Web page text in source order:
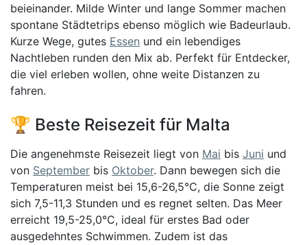
beieinander. Milde Winter und lange Sommer machen
spontane Städtetrips ebenso möglich wie Badeurlaub.
Kurze Wege, gutes Essen und ein lebendiges
Nachtleben runden den Mix ab. Perfekt für Entdecker,
die viel erleben wollen, ohne weite Distanzen zu
fahren.
🏆 Beste Reisezeit für Malta
Die angenehmste Reisezeit liegt von Mai bis Juni und
von September bis Oktober. Dann bewegen sich die
Temperaturen meist bei 15,6-26,5°C, die Sonne zeigt
sich 7,5-11,3 Stunden und es regnet selten. Das Meer
erreicht 19,5-25,0°C, ideal für erstes Bad oder
ausgedehntes Schwimmen. Zudem ist das